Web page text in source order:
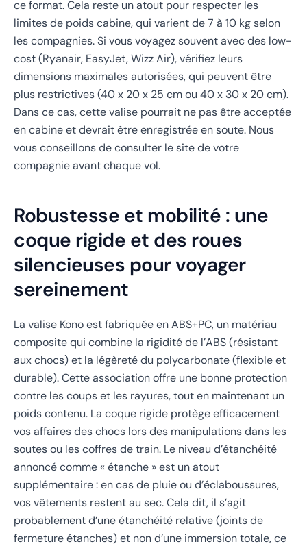
ce format. Cela reste un atout pour respecter les
limites de poids cabine, qui varient de 7 à 10 kg selon
les compagnies. Si vous voyagez souvent avec des low-
cost (Ryanair, EasyJet, Wizz Air), vérifiez leurs
dimensions maximales autorisées, qui peuvent être
plus restrictives (40 x 20 x 25 cm ou 40 x 30 x 20 cm).
Dans ce cas, cette valise pourrait ne pas être acceptée
en cabine et devrait être enregistrée en soute. Nous
vous conseillons de consulter le site de votre
compagnie avant chaque vol.
Robustesse et mobilité : une
coque rigide et des roues
silencieuses pour voyager
sereinement
La valise Kono est fabriquée en ABS+PC, un matériau
composite qui combine la rigidité de l’ABS (résistant
aux chocs) et la légèreté du polycarbonate (flexible et
durable). Cette association offre une bonne protection
contre les coups et les rayures, tout en maintenant un
poids contenu. La coque rigide protège efficacement
vos affaires des chocs lors des manipulations dans les
soutes ou les coffres de train. Le niveau d’étanchéité
annoncé comme « étanche » est un atout
supplémentaire : en cas de pluie ou d’éclaboussures,
vos vêtements restent au sec. Cela dit, il s’agit
probablement d’une étanchéité relative (joints de
fermeture étanches) et non d’une immersion totale, ce